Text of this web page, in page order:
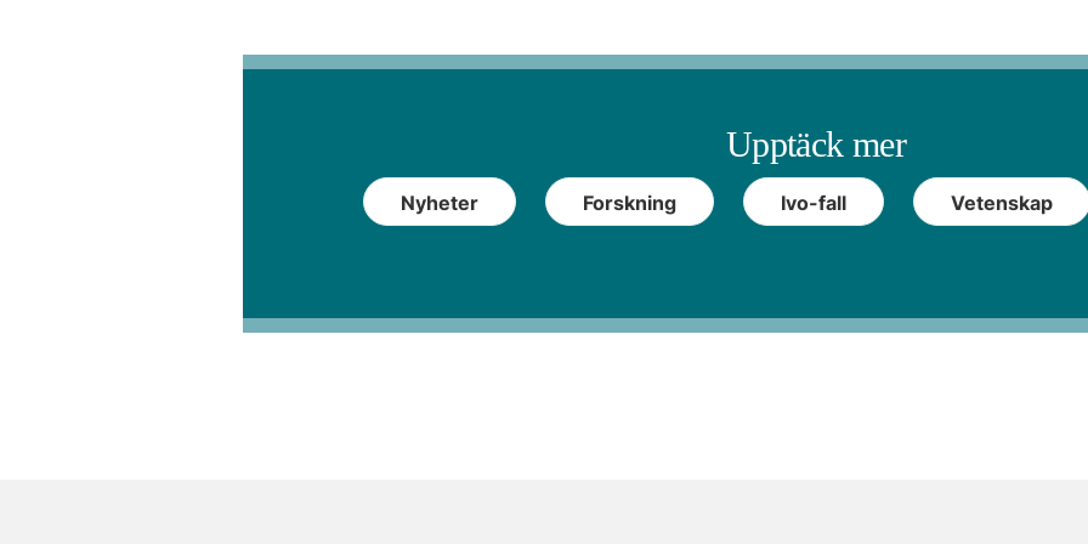
Upptäck mer
Nyheter Forskning Ivo-fall Vetenskap